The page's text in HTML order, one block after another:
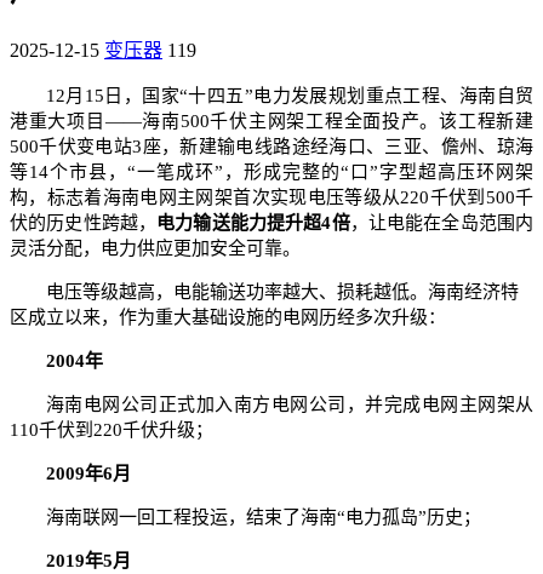
2025-12-15 变压器 119
12月15日，国家“十四五”电力发展规划重点工程、海南自贸
港重大项目——海南500千伏主网架工程全面投产。该工程新建
500千伏变电站3座，新建输电线路途经海口、三亚、儋州、琼海
等14个市县，“一笔成环”，形成完整的“口”字型超高压环网架
构，标志着海南电网主网架首次实现电压等级从220千伏到500千
伏的历史性跨越， 电力输送能力提升超4倍，让电能在全岛范围内
灵活分配，电力供应更加安全可靠。
电压等级越高，电能输送功率越大、损耗越低。海南经济特
区成立以来，作为重大基础设施的电网历经多次升级：
2004年
海南电网公司正式加入南方电网公司，并完成电网主网架从
110千伏到220千伏升级；
2009年6月
海南联网一回工程投运，结束了海南“电力孤岛”历史；
2019年5月